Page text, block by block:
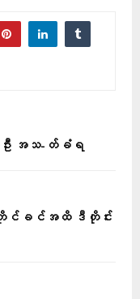
ဦး အသ-တ်ခံရ
တိုင်ခင်အထိ ဒီတိုင်း